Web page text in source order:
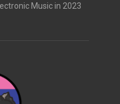
Music in 2023